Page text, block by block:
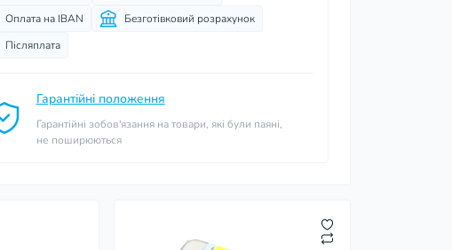
Оплата на IBAN
Безготівковий розрахунок
Післяплата
Гарантійні положення
Гарантійні зобов'язання на товари, які були паяні,
не поширюються